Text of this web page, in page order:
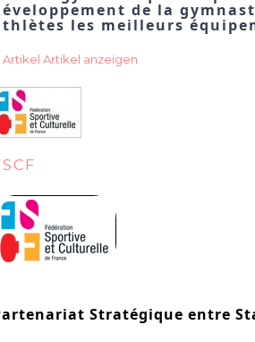
de la
les meilleurs
Artikel Artikel anzeigen
Stratégique entre